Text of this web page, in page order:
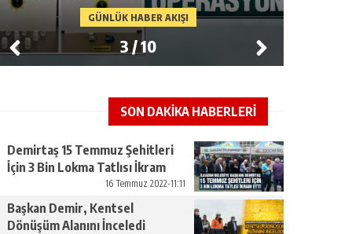
GÜNLÜK HABER AKIŞI
3 /10
SON DAKİKA HABERLERİ
Demirtaş 15 Temmuz Şehitleri
İçin 3 Bin Lokma Tatlısı İkram
16 Temmuz 2022-11:11
Başkan Demir, Kentsel
Dönüşüm Alanını İnceledi